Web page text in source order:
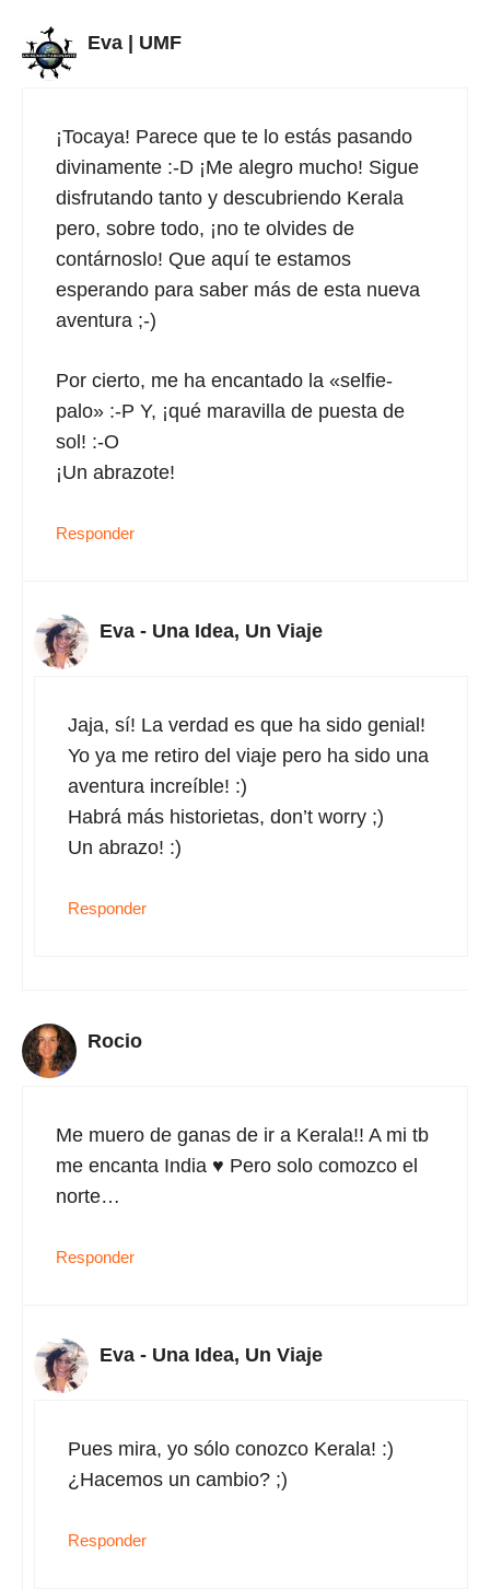
Eva | UMF
¡Tocaya! Parece que te lo estás pasando
divinamente :-D ¡Me alegro mucho! Sigue
disfrutando tanto y descubriendo Kerala
pero, sobre todo, ¡no te olvides de
contárnoslo! Que aquí te estamos
esperando para saber más de esta nueva
aventura ;-)
Por cierto, me ha encantado la «selfie-
palo» :-P Y, ¡qué maravilla de puesta de
sol! :-O
¡Un abrazote!
Responder
Eva - Una Idea, Un Viaje
Jaja, sí! La verdad es que ha sido genial!
Yo ya me retiro del viaje pero ha sido una
aventura increíble! :)
Habrá más historietas, don’t worry ;)
Un abrazo! :)
Responder
Rocio
Me muero de ganas de ir a Kerala!! A mi tb
me encanta India ♥ Pero solo comozco el
norte…
Responder
Eva - Una Idea, Un Viaje
Pues mira, yo sólo conozco Kerala! :)
¿Hacemos un cambio? ;)
Responder